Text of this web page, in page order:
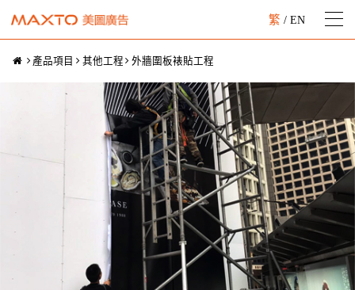
繁 / EN
產品項目 其他工程 外牆圍板裱貼工程